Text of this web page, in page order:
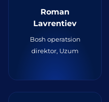
Roman
Lavrentiev
Bosh operatsion
direktor, Uzum